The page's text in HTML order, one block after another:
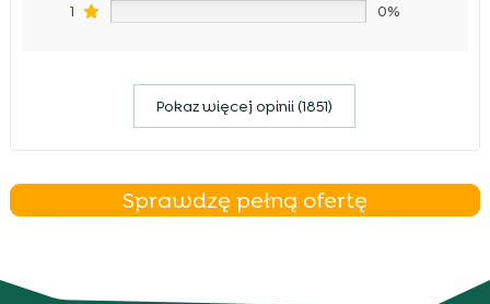
1 0%
Pokaz więcej opinii (1851)
Sprawdzę pełną ofertę